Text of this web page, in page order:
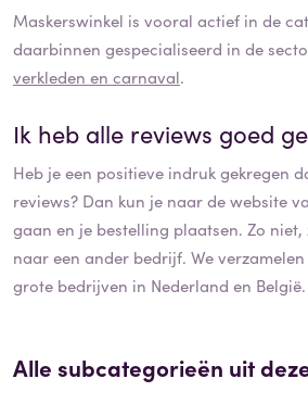
Maskerswinkel is vooral actief in de
daarbinnen gespecialiseerd in de
verkleden en carnaval.
Ik heb alle reviews goed
Heb je een positieve indruk gekregen
reviews? Dan kun je naar de website
gaan en je bestelling plaatsen. Zo
naar een ander bedrijf. We verzamelen
grote bedrijven in Nederland en België.
Alle subcategorieën uit